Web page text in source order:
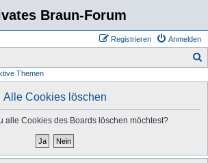
Braun-Forum
Anmelden
Registrieren
Themen
Alle Cookies löschen
alle Cookies des Boards löschen möchtest?